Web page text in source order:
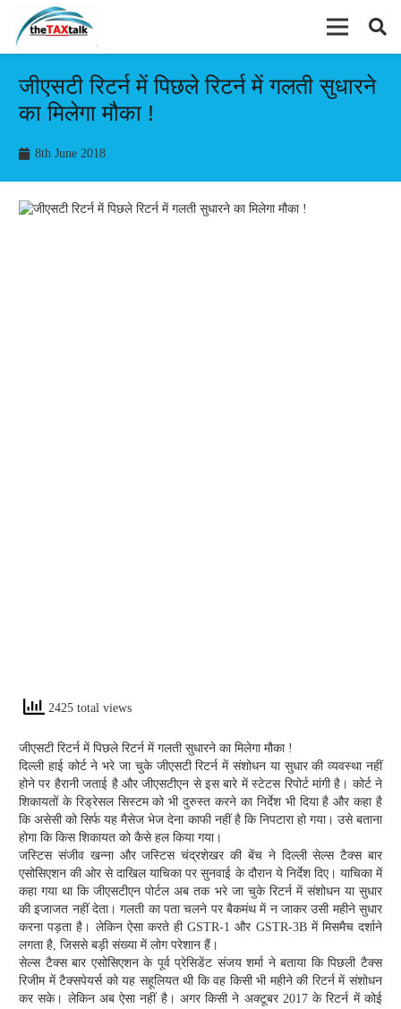
जीएसटी रिटर्न में पिछले रिटर्न में गलती सुधारने
का मिलेगा मौका !
8th June 2018
2425 total views
जीएसटी रिटर्न में पिछले रिटर्न में गलती सुधारने का मिलेगा मौका !
दिल्ली हाई कोर्ट ने भरे जा चुके जीएसटी रिटर्न में संशोधन या सुधार की व्यवस्था नहीं
होने पर हैरानी जताई है और जीएसटीएन से इस बारे में स्टेटस रिपोर्ट मांगी है। कोर्ट ने
शिकायतों के रिड्रेसल सिस्टम को भी दुरुस्त करने का निर्देश भी दिया है और कहा है
कि असेसी को सिर्फ यह मैसेज भेज देना काफी नहीं है कि निपटारा हो गया। उसे बताना
होगा कि किस शिकायत को कैसे हल किया गया।
जस्टिस संजीव खन्ना और जस्टिस चंद्रशेखर की बेंच ने दिल्ली सेल्स टैक्स बार
एसोसिएशन की ओर से दाखिल याचिका पर सुनवाई के दौरान ये निर्देश दिए। याचिका में
कहा गया था कि जीएसटीएन पोर्टल अब तक भरे जा चुके रिटर्न में संशोधन या सुधार
की इजाजत नहीं देता। गलती का पता चलने पर बैकमंथ में न जाकर उसी महीने सुधार
करना पड़ता है। लेकिन ऐसा करते ही GSTR-1 और GSTR-3B में मिसमैच दर्शाने
लगता है, जिससे बड़ी संख्या में लोग परेशान हैं।
सेल्स टैक्स बार एसोसिएशन के पूर्व प्रेसिडेंट संजय शर्मा ने बताया कि पिछली टैक्स
रिजीम में टैक्सपेयर्स को यह सहूलियत थी कि वह किसी भी महीने की रिटर्न में संशोधन
कर सके। लेकिन अब ऐसा नहीं है। अगर किसी ने अक्टूबर 2017 के रिटर्न में कोई